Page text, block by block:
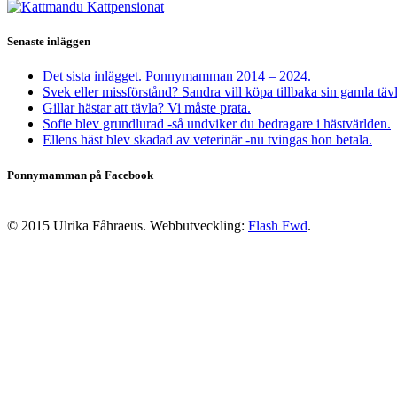
Senaste inläggen
Det sista inlägget. Ponnymamman 2014 – 2024.
Svek eller missförstånd? Sandra vill köpa tillbaka sin gamla
Gillar hästar att tävla? Vi måste prata.
Sofie blev grundlurad -så undviker du bedragare i hästvärlden.
Ellens häst blev skadad av veterinär -nu tvingas hon betala.
Ponnymamman på Facebook
© 2015 Ulrika Fåhraeus. Webbutveckling: Flash Fwd.